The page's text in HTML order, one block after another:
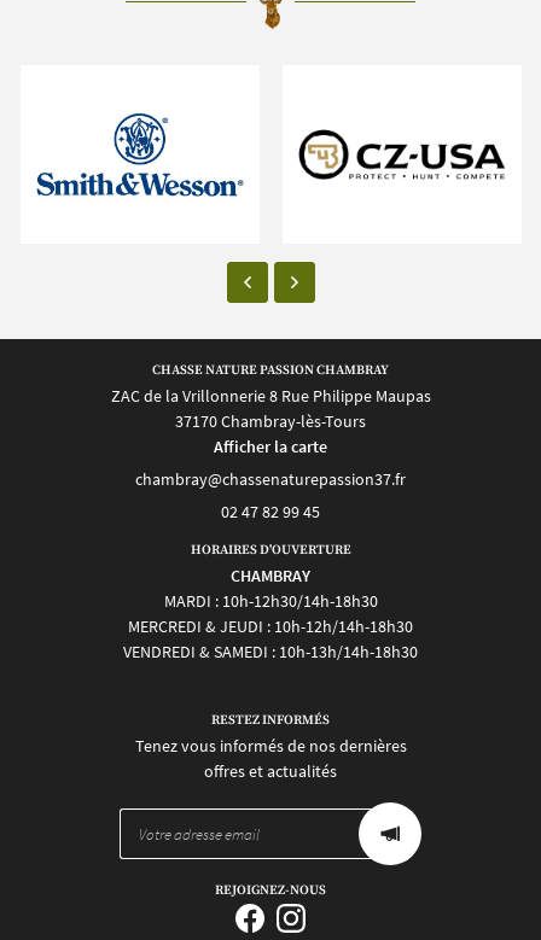
CHASSE NATURE PASSION CHAMBRAY
ZAC de la Vrillonnerie 8 Rue Philippe Maupas
37170 Chambray-lès-Tours
Afficher la carte
02 47 82 99 45
HORAIRES D'OUVERTURE
CHAMBRAY
MARDI : 10h-12h30/14h-18h30
MERCREDI & JEUDI : 10h-12h/14h-18h30
VENDREDI & SAMEDI : 10h-13h/14h-18h30
RESTEZ INFORMÉS
Tenez vous informés de nos dernières
offres et actualités
REJOIGNEZ-NOUS